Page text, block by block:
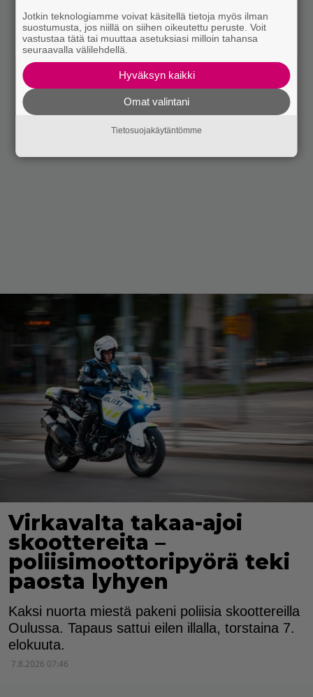
Virkavalta takaa-ajoi
skoottereita –
poliisimoottoripyörä teki
paosta lyhyen
Kaksi nuorta miestä pakeni poliisia skoottereilla
Oulussa. Tapaus sattui eilen illalla, torstaina 7.
elokuuta.
7.8.2026 07:46
Jotkin teknologiamme voivat käsitellä tietoja myös ilman
suostumusta, jos niillä on siihen oikeutettu peruste. Voit
vastustaa tätä tai muuttaa asetuksiasi milloin tahansa
seuraavalla välilehdellä.
Hyväksyn kaikki
Omat valintani
Tietosuojakäytäntömme